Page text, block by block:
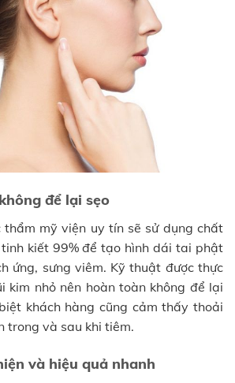
để lại sẹo
thẩm mỹ viện uy tín sẽ sử dụng chất
kiết 99% để tạo hình dái tai phật
ứng, sưng viêm. Kỹ thuật được thực
kim nhỏ nên hoàn toàn không để lại
khách hàng cũng cảm thấy thoải
trong và sau khi tiêm.
và hiệu quả nhanh